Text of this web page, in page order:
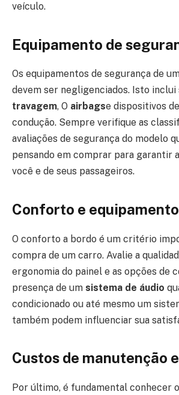
veículo.
Equipamento de
Os equipamentos de segurança de
devem ser negligenciados. Isto inclui
travagem, O airbagse dispositivos
condução. Sempre verifique as
avaliações de segurança do modelo
pensando em comprar para garantir
você e de seus passageiros.
Conforto e
O conforto a bordo é um critério
compra de um carro. Avalie a
ergonomia do painel e as opções de
presença de um sistema de áudio
condicionado ou até mesmo um
também podem influenciar sua
Custos de manutenção
Por último, é fundamental conhecer